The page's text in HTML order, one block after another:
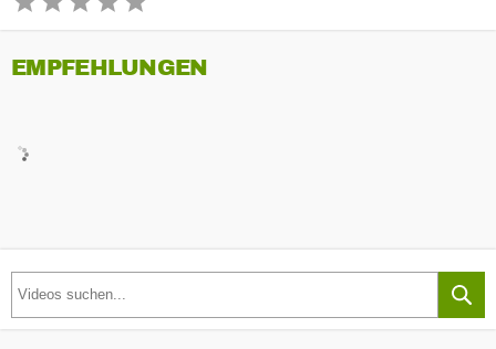
EMPFEHLUNGEN